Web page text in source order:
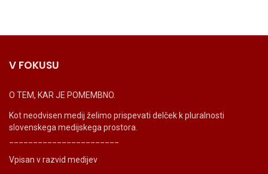
V FOKUSU
O TEM, KAR JE POMEMBNO.
Kot neodvisen medij želimo prispevati delček k pluralnosti
slovenskega medijskega prostora.
Vpisan v razvid medijev